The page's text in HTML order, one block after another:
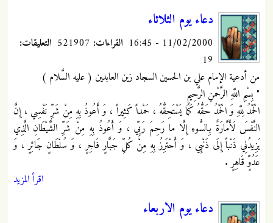
دعاء يوم الثلاثاء
11/02/2000 - 16:45 القراءات:
التعليقات:
19
من أدعية الإمام علي بن الحسين السجاد زين العابدين ( عليه السَّلام )
" بِسْمِ اللَّهِ الرَّحْمنِ الرَّحِيمِ
الْحَمْدُ لِلَّهِ وَ الْحَمْدُ حَقُّهُ كَمَا يَسْتَحِقُّهُ ، حَمْداً كَثِيراً ، وَ أَعُوذُ بِهِ مِنْ شَرِّ نَفْسِي ، إِنَّ
النَّفْسَ لَأَمَّارَةٌ بِالسُّوءِ إِلَّا ما رَحِمَ رَبِّي ، وَ أَعُوذُ بِهِ مِنْ شَرِّ الشَّيْطَانِ الَّذِي
يَزِيدُنِي ذَنْباً إِلَى ذَنْبِي ، وَ أَحْتَرِزُ بِهِ مِنْ كُلِّ جَبَّارٍ فَاجِرٍ ، وَ سُلْطَانٍ جَائِرٍ ، وَ
عَدُوٍّ قَاهِرٍ .
اقرأ المزيد
دعاء يوم الاربعاء